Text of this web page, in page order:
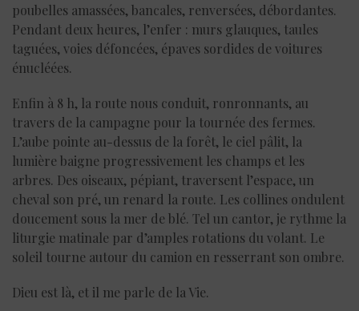
poubelles amassées, bancales, renversées, débordantes.
Pendant deux heures, l’enfer : murs glauques, taules
taguées, voies défoncées, épaves sordides de voitures
énucléées.
Enfin à 8 h, la route nous conduit, ronronnants, au
travers de la campagne pour la tournée des fermes.
L’aube pointe au-dessus de la forêt, le ciel pâlit, la
lumière baigne progressivement les champs et les
arbres. Des oiseaux, pépiant, traversent l’espace, un
cheval son pré, un renard la route. Les collines ondulent
doucement sous la mer de blé. Tel un cantor, je rythme la
liturgie matinale par d’amples rotations du volant. Le
soleil tourne autour du camion en resserrant son ombre.
Dieu est là, et il me parle de la Vie.